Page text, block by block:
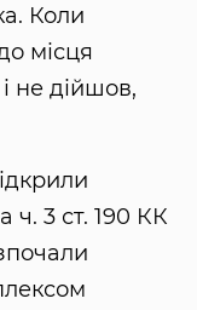
Коли
місця
не дійшов,
ч. 3 ст. 190 КК